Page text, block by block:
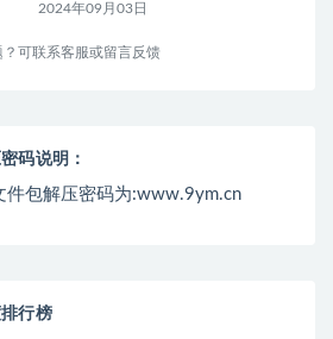
2024年09月03日
？可联系客服或留言反馈
码说明：
件包解压密码为:www.9ym.cn
排行榜